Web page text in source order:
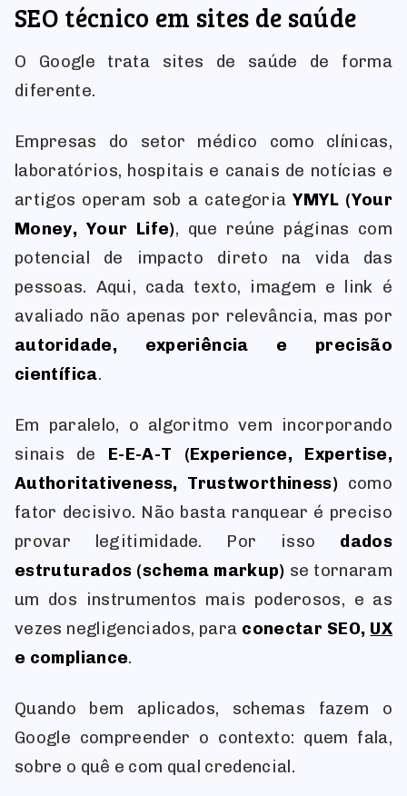
SEO técnico em sites de saúde
O Google trata sites de saúde de forma
diferente.
Empresas do setor médico como clínicas,
laboratórios, hospitais e canais de notícias e
artigos operam sob a categoriaYMYL (Your
Money, Your Life), que reúne páginas com
potencial de impacto direto na vida das
pessoas. Aqui, cada texto, imagem e link é
avaliado não apenas por relevância, mas por
autoridade, experiência e precisão
científica.
Em paralelo, o algoritmo vem incorporando
sinais de E-E-A-T (Experience, Expertise,
Authoritativeness, Trustworthiness) como
fator decisivo. Não basta ranquear é preciso
provar legitimidade. Por isso dados
estruturados (schema markup) se tornaram
um dos instrumentos mais poderosos, e as
vezes negligenciados, para conectar SEO, UX
e compliance.
Quando bem aplicados, schemas fazem o
Google compreender o contexto: quem fala,
sobre o quê e com qual credencial.